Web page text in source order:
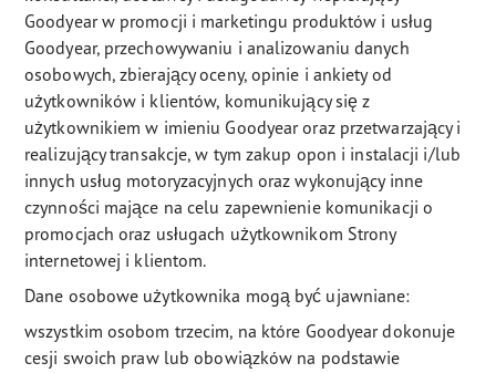
Goodyear w promocji i marketingu produktów i usług
Goodyear, przechowywaniu i analizowaniu danych
osobowych, zbierający oceny, opinie i ankiety od
użytkowników i klientów, komunikujący się z
użytkownikiem w imieniu Goodyear oraz przetwarzający i
realizujący transakcje, w tym zakup opon i instalacji i/lub
innych usług motoryzacyjnych oraz wykonujący inne
czynności mające na celu zapewnienie komunikacji o
promocjach oraz usługach użytkownikom Strony
internetowej i klientom.
Dane osobowe użytkownika mogą być ujawniane:
wszystkim osobom trzecim, na które Goodyear dokonuje
cesji swoich praw lub obowiązków na podstawie